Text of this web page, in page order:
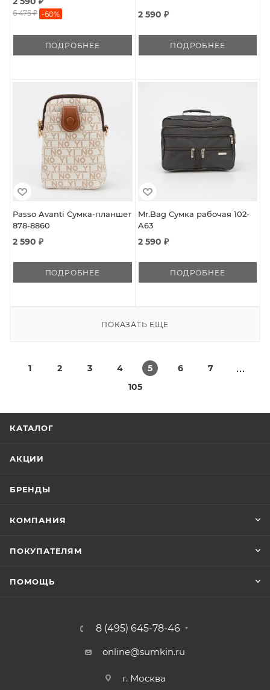
6 475 ₽ -60%
ПОДРОБНЕЕ
2 590 ₽
ПОДРОБНЕЕ
Passo Avanti Сумка-планшет
878-8860
2 590 ₽
ПОДРОБНЕЕ
Mr.Bag Сумка рабочая 102-
A63
2 590 ₽
ПОДРОБНЕЕ
ПОКАЗАТЬ ЕЩЕ
1 2 3 4 5 6
7
105
КАТАЛОГ
АКЦИИ
БРЕНДЫ
КОМПАНИЯ
ПОКУПАТЕЛЯМ
ПОМОЩЬ
8 (495) 645-78-46
online@sumkin.ru
г. Москва